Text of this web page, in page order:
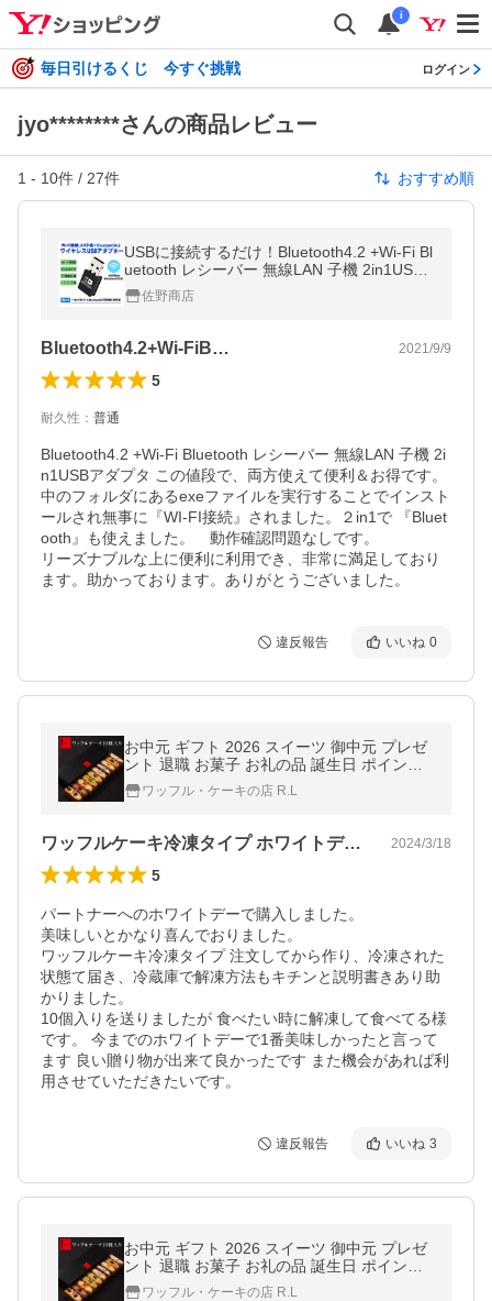
i
毎日引けるくじ 今すぐ挑戦 ログイン
jyo********さんの商品レビュー
1 - 10件 / 27件 おすすめ順
USBに接続するだけ！Bluetooth4.2 +Wi-Fi Bl
uetooth レシーバー 無線LAN 子機 2in1USB
アダプタ 定番
佐野商店
Bluetooth4.2+Wi-FiB… 2021/9/9
5
耐久性 ： 普通
Bluetooth4.2 +Wi-Fi Bluetooth レシーバー 無線LAN 子機 2i
n1USBアダプタ この値段で、両方使えて便利＆お得です。
中のフォルダにあるexeファイルを実行することでインスト
ールされ無事に『WI-FI接続』されました。２in1で 『Bluet
ooth』も使えました。　動作確認問題なしです。
リーズナブルな上に便利に利用でき、非常に満足しており
ます。助かっております。ありがとうございました。
違反報告 いいね 0
お中元 ギフト 2026 スイーツ 御中元 プレゼ
ント 退職 お菓子 お礼の品 誕生日 ポイント
利用 爆買 ワッフルケーキ10個
ワッフル・ケーキの店 R.L
ワッフルケーキ冷凍タイプ ホワイトデー贈物 2024/3/18
5
パートナーへのホワイトデーで購入しました。
美味しいとかなり喜んでおりました。
ワッフルケーキ冷凍タイプ 注文してから作り、冷凍された
状態て届き、冷蔵庫で解凍方法もキチンと説明書きあり助
かりました。
10個入りを送りましたが 食べたい時に解凍して食べてる様
です。 今までのホワイトデーで1番美味しかったと言って
ます 良い贈り物が出来て良かったです また機会があれば利
用させていただきたいです。
違反報告 いいね 3
お中元 ギフト 2026 スイーツ 御中元 プレゼ
ント 退職 お菓子 お礼の品 誕生日 ポイント
利用 爆買 ワッフルケーキ10個
ワッフル・ケーキの店 R.L